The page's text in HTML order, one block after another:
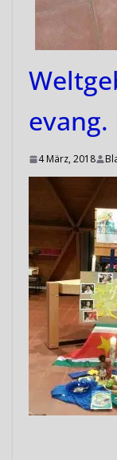
evang.
4 März, 2018